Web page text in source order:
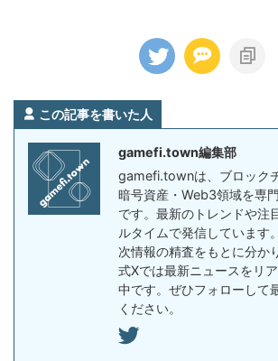
この記事を書いた人
gamefi.town編集部
gamefi.townは、ブロック
暗号資産・Web3領域を専
です。最新のトレンドや注
ルタイムで発信しています
次情報の精査をもとに分か
式Xでは最新ニュースをリ
中です。ぜひフォローして
ください。